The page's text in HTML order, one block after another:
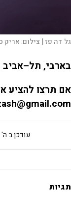
גל דה פז | צילום:אריק
בארבי, תל–אביב |
אם תרצו להציע
עודכן ב
תגיות